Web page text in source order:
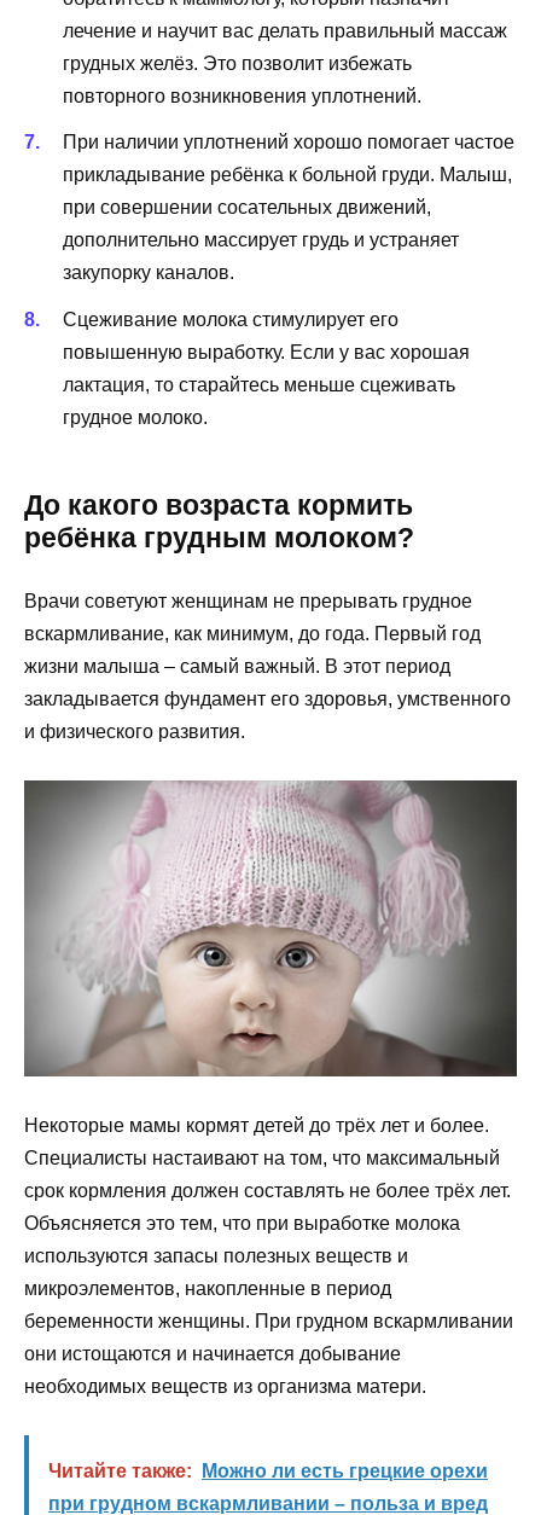
лечение и научит вас делать правильный массаж
грудных желёз. Это позволит избежать
повторного возникновения уплотнений.
При наличии уплотнений хорошо помогает частое
прикладывание ребёнка к больной груди. Малыш,
при совершении сосательных движений,
дополнительно массирует грудь и устраняет
закупорку каналов.
Сцеживание молока стимулирует его
повышенную выработку. Если у вас хорошая
лактация, то старайтесь меньше сцеживать
грудное молоко.
До какого возраста кормить
ребёнка грудным молоком?
Врачи советуют женщинам не прерывать грудное
вскармливание, как минимум, до года. Первый год
жизни малыша – самый важный. В этот период
закладывается фундамент его здоровья, умственного
и физического развития.
Некоторые мамы кормят детей до трёх лет и более.
Специалисты настаивают на том, что максимальный
срок кормления должен составлять не более трёх лет.
Объясняется это тем, что при выработке молока
используются запасы полезных веществ и
микроэлементов, накопленные в период
беременности женщины. При грудном вскармливании
они истощаются и начинается добывание
необходимых веществ из организма матери.
Читайте также:
Можно ли есть грецкие орехи
при грудном вскармливании – польза и вред